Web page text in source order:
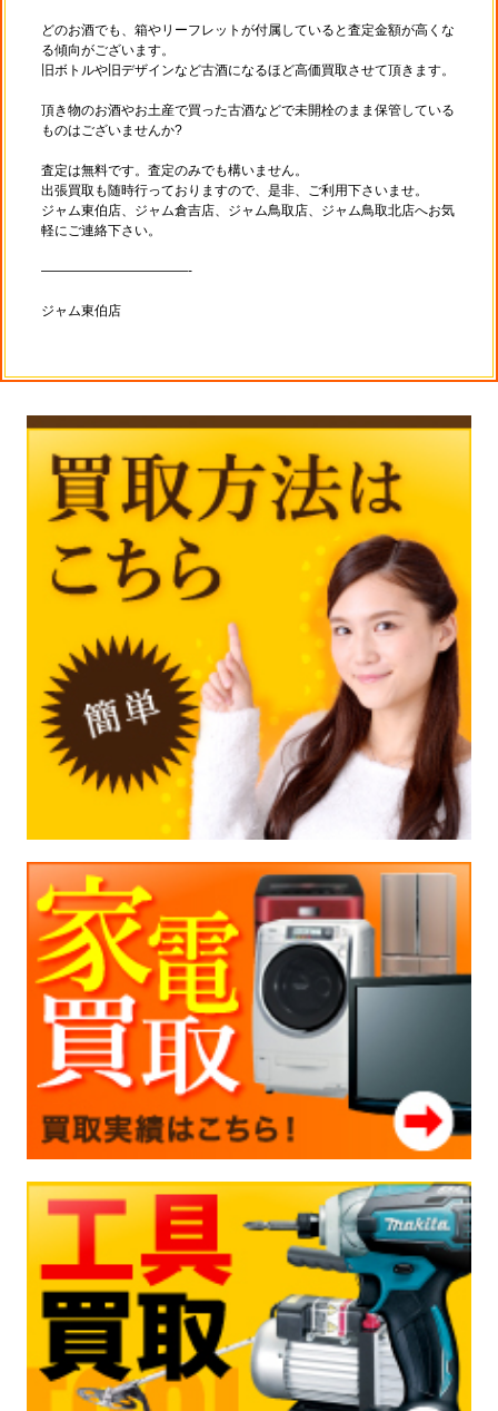
どのお酒でも、箱やリーフレットが付属していると査定金額が高くな
る傾向がございます。
旧ボトルや旧デザインなど古酒になるほど高価買取させて頂きます。
頂き物のお酒やお土産で買った古酒などで未開栓のまま保管している
ものはございませんか?
査定は無料です。査定のみでも構いません。
出張買取も随時行っておりますので、是非、ご利用下さいませ。
ジャム東伯店、ジャム倉吉店、ジャム鳥取店、ジャム鳥取北店へお気
軽にご連絡下さい。
———————————-
ジャム東伯店